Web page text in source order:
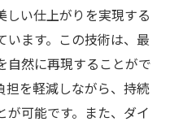
しい仕上がりを実現する
います。この技術は、最
自然に再現することがで
担を軽減しながら、持続
が可能です。また、ダイ